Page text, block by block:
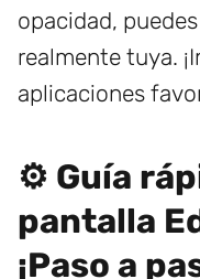
opacidad,
realmente tuya.
aplicaciones
⚙️ Guía
pantalla
¡Paso a